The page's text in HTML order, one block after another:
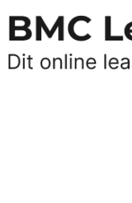
til
indhold